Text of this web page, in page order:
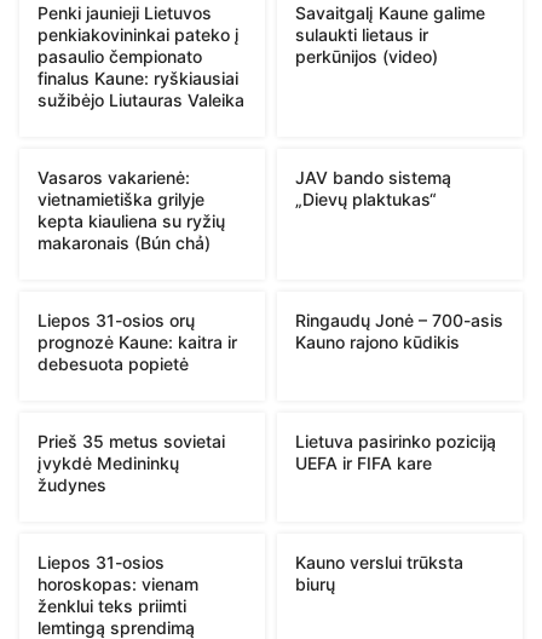
Penki jaunieji Lietuvos
penkiakovininkai pateko į
pasaulio čempionato
finalus Kaune: ryškiausiai
sužibėjo Liutauras Valeika
Savaitgalį Kaune galime
sulaukti lietaus ir
perkūnijos (video)
Vasaros vakarienė:
vietnamietiška grilyje
kepta kiauliena su ryžių
makaronais (Bún chả)
JAV bando sistemą
„Dievų plaktukas“
Liepos 31-osios orų
prognozė Kaune: kaitra ir
debesuota popietė
Ringaudų Jonė – 700-asis
Kauno rajono kūdikis
Prieš 35 metus sovietai
įvykdė Medininkų
žudynes
Lietuva pasirinko poziciją
UEFA ir FIFA kare
Liepos 31-osios
horoskopas: vienam
ženklui teks priimti
lemtingą sprendimą
Kauno verslui trūksta
biurų